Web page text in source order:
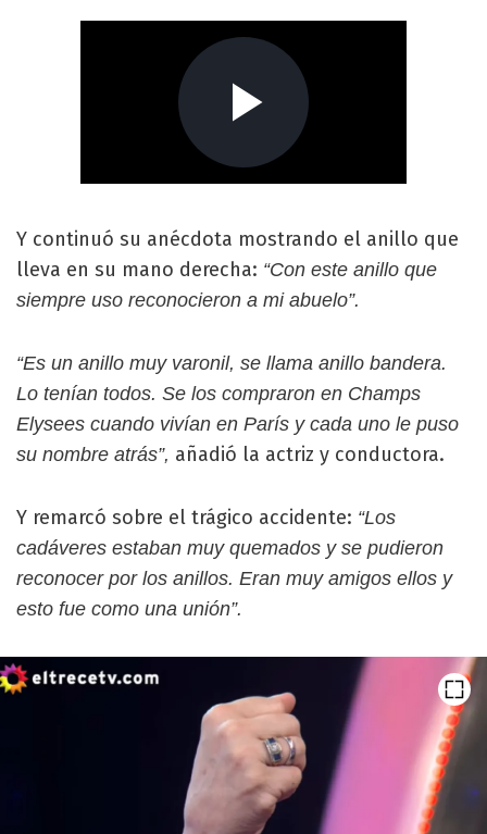
Y continuó su anécdota mostrando el anillo que
lleva en su mano derecha: “Con este anillo que
siempre uso reconocieron a mi abuelo”.
“Es un anillo muy varonil, se llama anillo bandera.
Lo tenían todos. Se los compraron en Champs
Elysees cuando vivían en París y cada uno le puso
su nombre atrás”, añadió la actriz y conductora.
Y remarcó sobre el trágico accidente: “Los
cadáveres estaban muy quemados y se pudieron
reconocer por los anillos. Eran muy amigos ellos y
esto fue como una unión”.